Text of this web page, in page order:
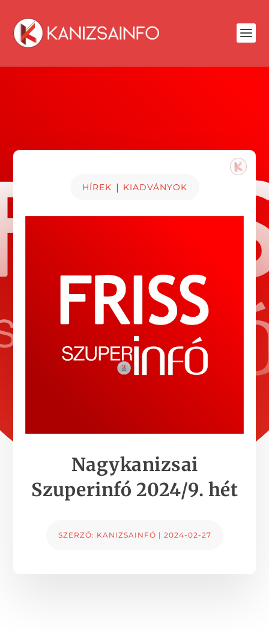
HÍREK | KIADVÁNYOK
Nagykanizsai
Szuperinfó 2024/9. hét
SZERZŐ: KANIZSAINFÓ | 2024-02-27